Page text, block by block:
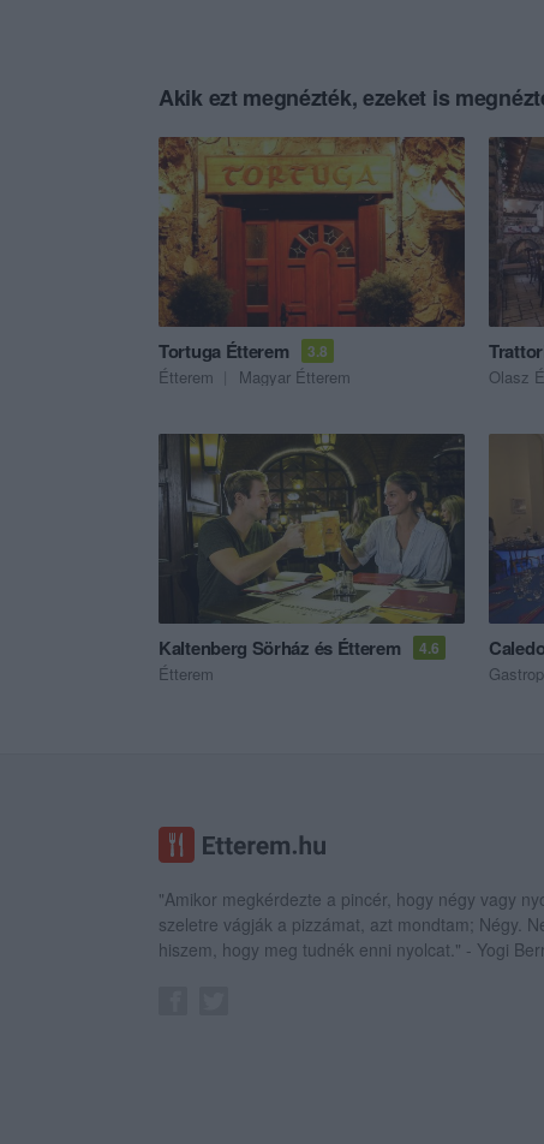
Akik ezt megnézték, ezeket is
Tortuga Étterem 3.8
Étterem Magyar Étterem Olasz
Kaltenberg Sörház és Étterem 4.6
Étterem
"Amikor megkérdezte a pincér, hogy négy vagy
szeletre vágják a pizzámat, azt mondtam; Négy.
hiszem, hogy meg tudnék enni nyolcat." - Yogi